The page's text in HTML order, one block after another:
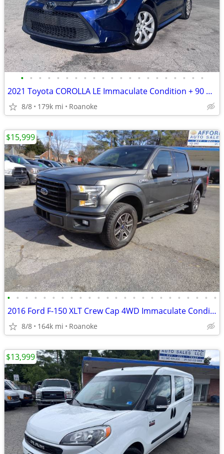
• • • • • • • • • • • • • • • • • • • • •
2021 Toyota COROLLA LE Immaculate Condition + 90 Days Warranty
8/8 179k mi Roanoke
• • • • • • • • • • • • • • • • • • • • • • • •
2016 Ford F-150 XLT Crew Cap 4WD Immaculate Condition+90 Days Warranty
8/8 164k mi Roanoke
$15,999
$13,999